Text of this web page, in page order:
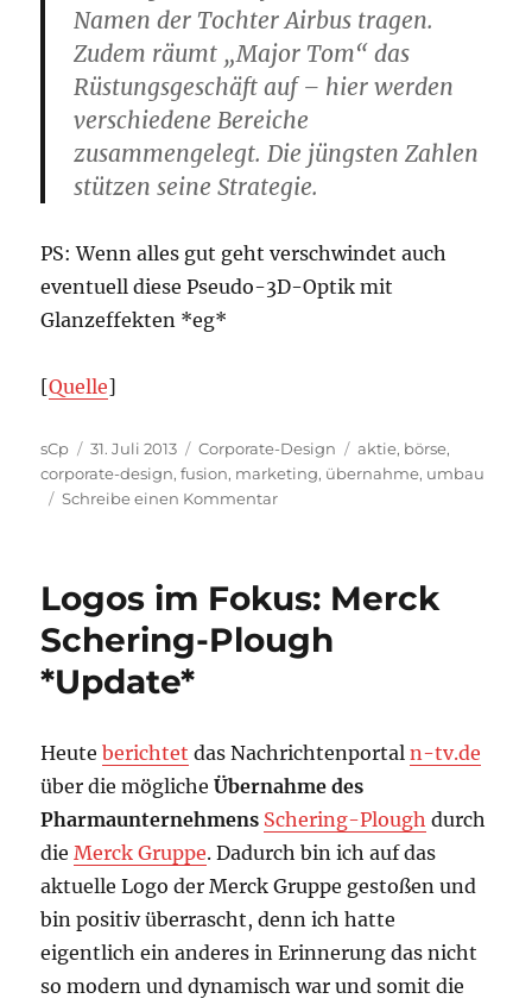
Namen der Tochter Airbus tragen.
Zudem räumt „Major Tom“ das
Rüstungsgeschäft auf – hier werden
verschiedene Bereiche
zusammengelegt. Die jüngsten Zahlen
stützen seine Strategie.
PS: Wenn alles gut geht verschwindet auch
eventuell diese Pseudo-3D-Optik mit
Glanzeffekten *eg*
[Quelle]
Autor
sCp
Veröffentlicht
am
31. Juli 2013 Kategorien
Corporate-Design Schlagwörter
aktie, börse,
corporate-design,fusion, marketing, übernahme, umbau
Schreibe einen Kommentarzu
Airbus
EADS
Logos im Fokus: Merck
Schering-Plough
*Update*
Heuteberichtet das Nachrichtenportaln-tv.de
über die möglicheÜbernahme des
Pharmaunternehmens Schering-Plough durch
dieMerck Gruppe. Dadurch bin ich auf das
aktuelle Logo der Merck Gruppe gestoßen und
bin positiv überrascht, denn ich hatte
eigentlich ein anderes in Erinnerung das nicht
so modern und dynamisch war und somit die